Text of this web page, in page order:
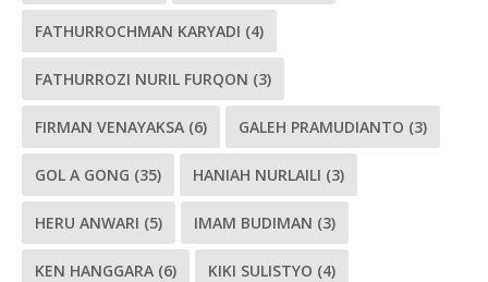
FATHURROCHMAN KARYADI (4)
FATHURROZI NURIL FURQON (3)
FIRMAN VENAYAKSA (6) GALEH PRAMUDIANTO (3)
GOL A GONG (35) HANIAH NURLAILI (3)
HERU ANWARI (5) IMAM BUDIMAN (3)
KEN HANGGARA (6) KIKI SULISTYO (4)